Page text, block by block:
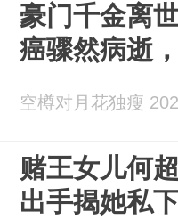
豪门千金离
癌骤然病逝
空樽对月花独瘦
赌王女儿何
出手揭她私